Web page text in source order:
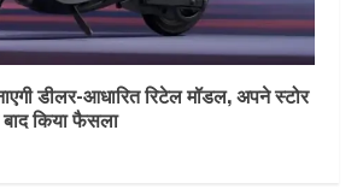
डीलर-आधारित रिटेल मॉडल, अपने स्टोर
किया फैसला